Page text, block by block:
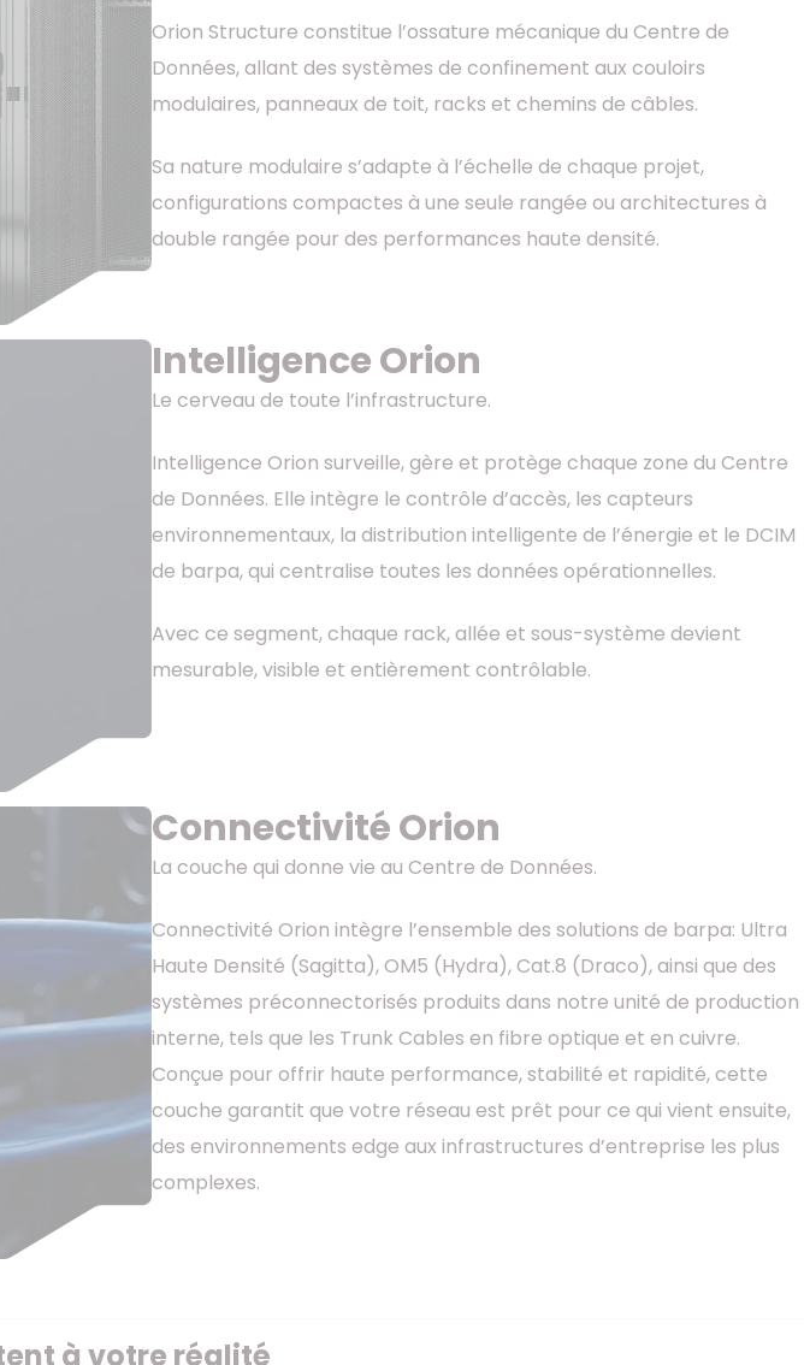
Orion Structure constitue l’ossature mécanique du Centre de
Données, allant des systèmes de confinement aux couloirs
modulaires, panneaux de toit, racks et chemins de câbles.
Sa nature modulaire s’adapte à l’échelle de chaque projet,
configurations compactes à une seule rangée ou architectures à
double rangée pour des performances haute densité.
Intelligence Orion
Le cerveau de toute l’infrastructure.
Intelligence Orion surveille, gère et protège chaque zone du Centre
de Données. Elle intègre le contrôle d’accès, les capteurs
environnementaux, la distribution intelligente de l’énergie et le DCIM
de barpa, qui centralise toutes les données opérationnelles.
Avec ce segment, chaque rack, allée et sous-système devient
mesurable, visible et entièrement contrôlable.
Connectivité Orion
La couche qui donne vie au Centre de Données.
Connectivité Orion intègre l’ensemble des solutions de barpa: Ultra
Haute Densité (Sagitta), OM5 (Hydra), Cat.8 (Draco), ainsi que des
systèmes préconnectorisés produits dans notre unité de production
interne, tels que les Trunk Cables en fibre optique et en cuivre.
Conçue pour offrir haute performance, stabilité et rapidité, cette
couche garantit que votre réseau est prêt pour ce qui vient ensuite,
des environnements edge aux infrastructures d’entreprise les plus
complexes.
à votre réalité